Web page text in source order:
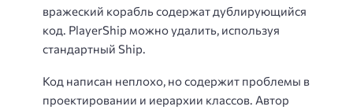
вражеский корабль содержат дублирующийся
код. PlayerShip можно удалить, используя
стандартный Ship.
Код написан неплохо, но содержит проблемы в
проектировании и иерархии классов. Автор